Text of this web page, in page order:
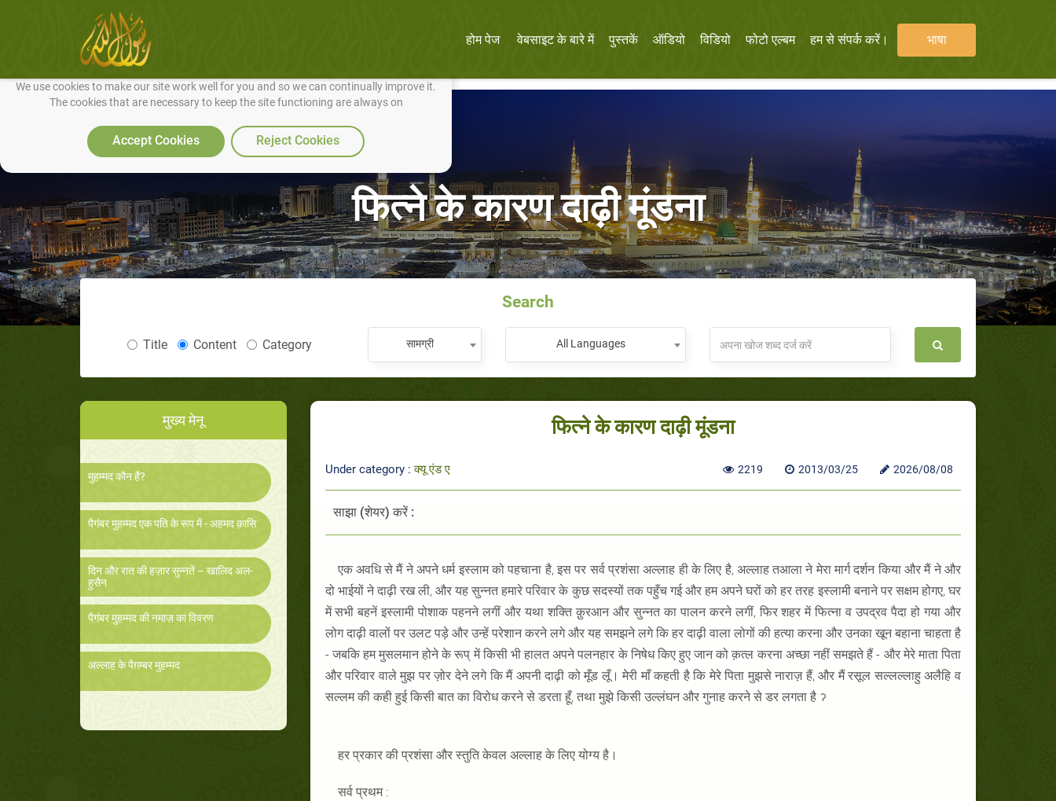
We use cookies to make our site work well for you and so we can continually improve it.
The cookies that are necessary to keep the site functioning are always on
Accept Cookies Reject Cookies
होम पेज वेबसाइट के बारे में पुस्तकें ऑडियो विडियो फोटो एल्बम हम से संपर्क करें। भाषा
फित्ने के कारण दाढ़ी मूंडना
Search
Title Content Category सामग्री All Languages
मुख्य मेनू
मुहम्मद कौन हैं?
पैगंबर मुहम्मद एक पति के रूप में - अहमद क़ासि
दिन और रात की हज़ार सुन्नतें – खालिद अल-
हुसैन
पैगंबर मुहम्मद की नमाज़ का विवरण
अल्लाह के पैग़म्बर मुहम्मद
फित्ने के कारण दाढ़ी मूंडना
Under category :क्यू एंड ए 2219 2013/03/25 2026/08/08
साझा (शेयर) करें :
एक अवधि से मैं ने अपने धर्म इस्लाम को पहचाना है, इस पर सर्व प्रशंसा अल्लाह ही के लिए है, अल्लाह तआला ने मेरा मार्ग दर्शन किया और मैं ने और
दो भाईयों ने दाढ़ी रख ली, और यह सुन्नत हमारे परिवार के कुछ सदस्यों तक पहुँच गई और हम अपने घरों को हर तरह इस्लामी बनाने पर सक्षम होगए, घर
में सभी बहनें इस्लामी पोशाक पहनने लगीं और यथा शक्ति क़ुरआन और सुन्नत का पालन करने लगीं, फिर शहर में फित्ना व उपद्रव पैदा हो गया और
लोग दाढ़ी वालों पर उलट पड़े और उन्हें परेशान करने लगे और यह समझने लगे कि हर दाढ़ी वाला लोगों की हत्या करना और उनका खून बहाना चाहता है
- जबकि हम मुसलमान होने के रूप् में किसी भी हालत अपने पलनहार के निषेध किए हुए जान को क़त्ल करना अच्छा नहीं समझते हैं - और मेरे माता पिता
और परिवार वाले मुझ पर ज़ोर देने लगे कि मैं अपनी दाढ़ी को मूँड लूँ। मेरी माँ कहती है कि मेरे पिता मुझसे नाराज़ हैं, और मैं रसूल सल्लल्लाहु अलैहि व
सल्लम की कही हुई किसी बात का विरोध करने से डरता हूँ, तथा मुझे किसी उल्लंघन और गुनाह करने से डर लगता है ॽ
हर प्रकार की प्रशंसा और स्तुति केवल अल्लाह के लिए योग्य है।
सर्व प्रथम :